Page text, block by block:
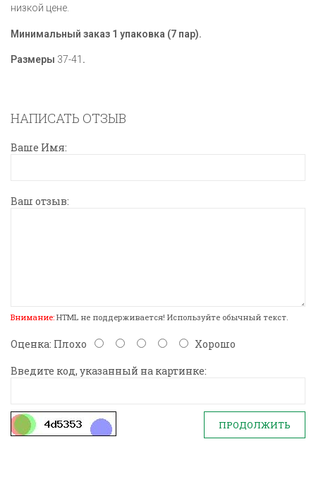
низкой цене.
Минимальный заказ 1 упаковка (7 пар).
Размеры 37-41 .
НАПИСАТЬ ОТЗЫВ
Ваше Имя:
Ваш отзыв:
Внимание: HTML не поддерживается! Используйте обычный текст.
Оценка: Плохо
Хорошо
Введите код, указанный на картинке:
ПРОДОЛЖИТЬ